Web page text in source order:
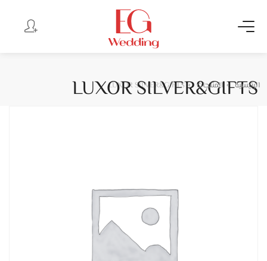
LUXOR SILVER&GIFTS
الرئيسية المنتجات LUXOR SILVER&GIFTS